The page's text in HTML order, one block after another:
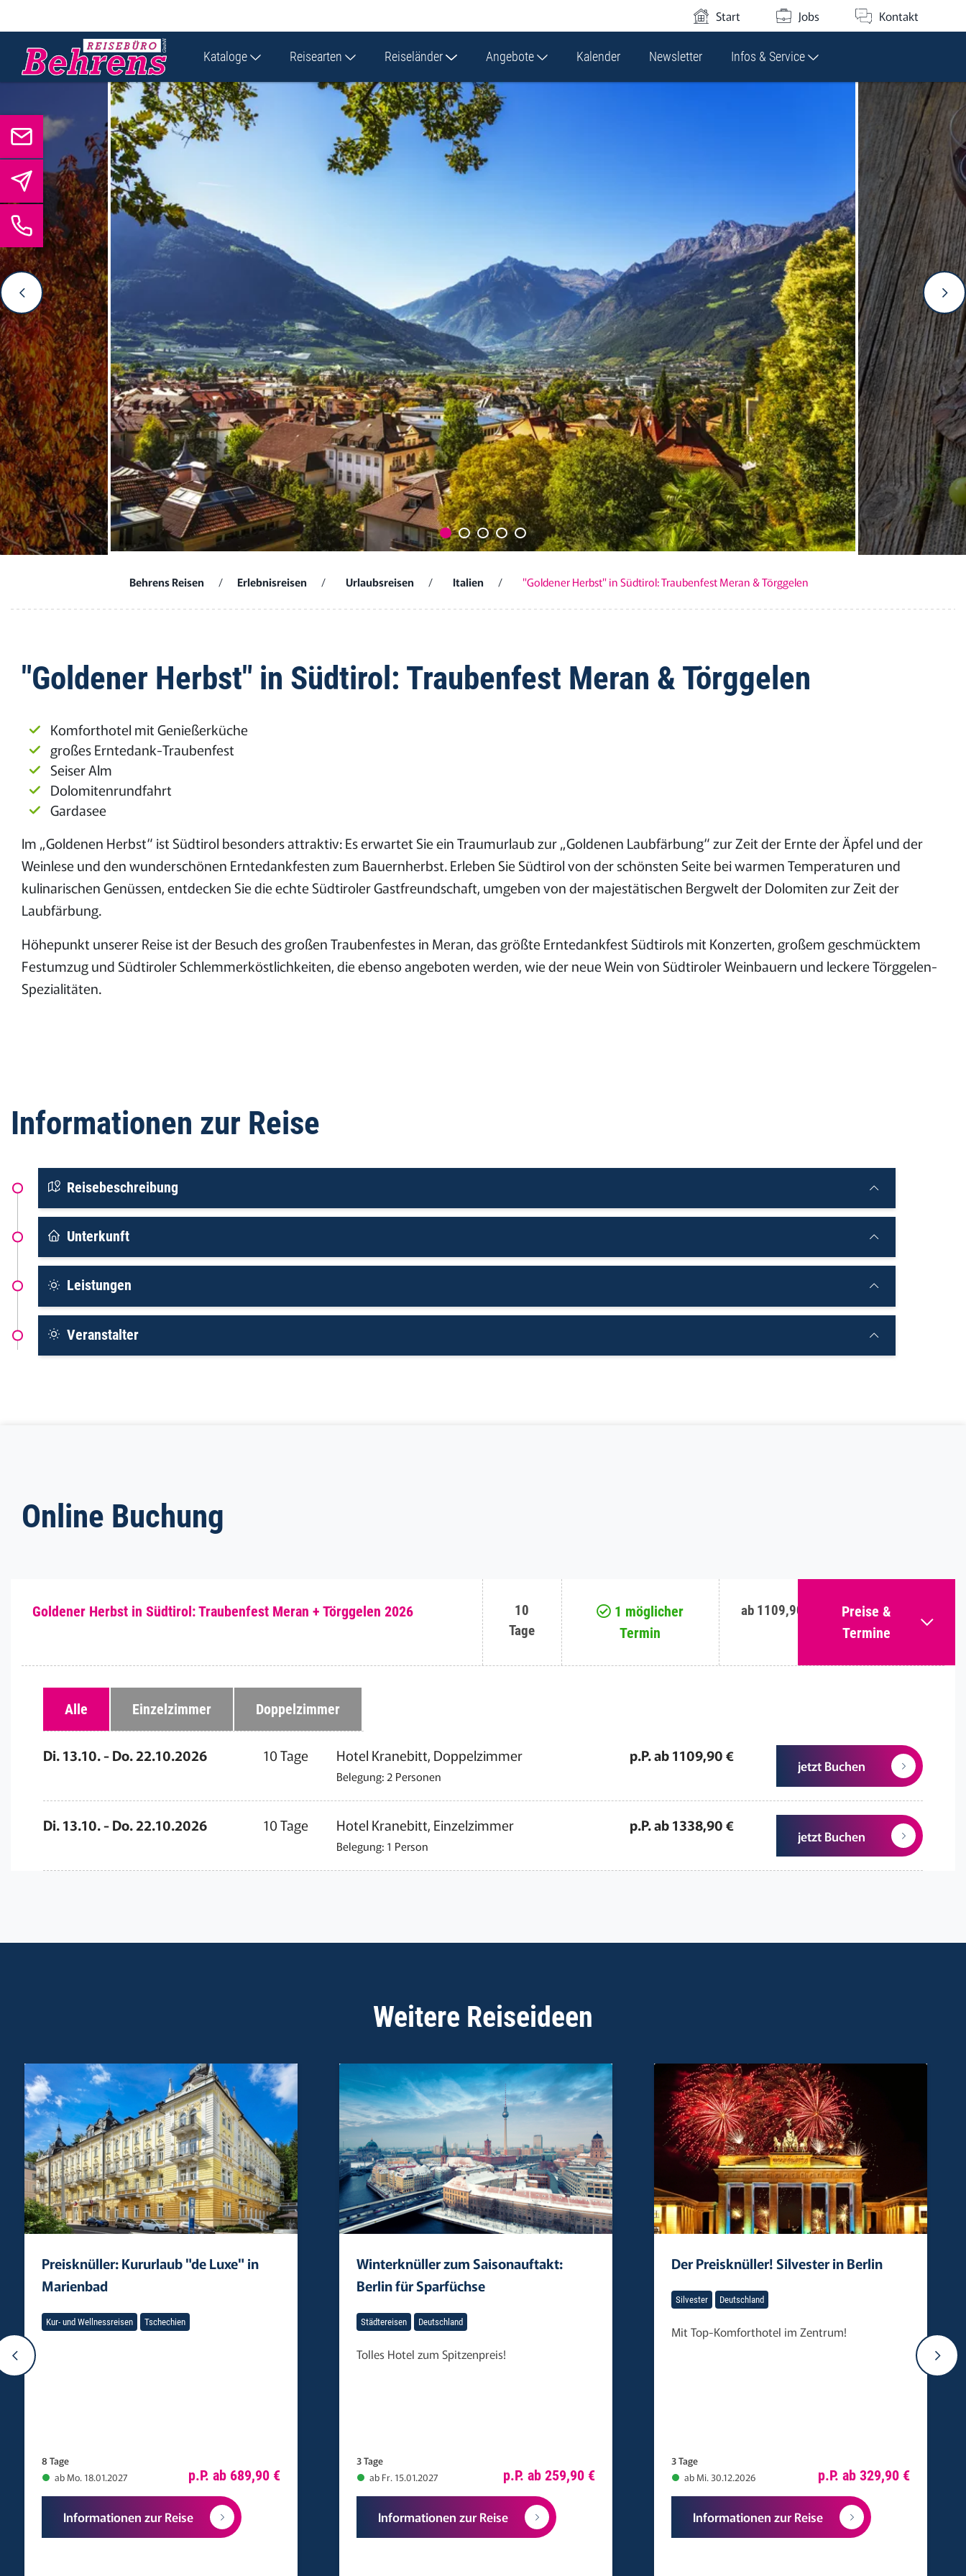
Start Jobs Kontakt
Kataloge Reisearten Reiseländer Angebote Kalender Newsletter Infos & Service
Behrens Reisen / Erlebnisreisen / Urlaubsreisen / Italien / "Goldener Herbst" in Südtirol: Traubenfest Meran & Törggelen
"Goldener Herbst" in Südtirol: Traubenfest Meran & Törggelen
Komforthotel mit Genießerküche
großes Erntedank-Traubenfest
Seiser Alm
Dolomitenrundfahrt
Gardasee
Im „Goldenen Herbst“ ist Südtirol besonders attraktiv: Es erwartet Sie ein Traumurlaub zur „Goldenen Laubfärbung“ zur Zeit der Ernte der Äpfel und der
Weinlese und den wunderschönen Erntedankfesten zum Bauernherbst. Erleben Sie Südtirol von der schönsten Seite bei warmen Temperaturen und
kulinarischen Genüssen, entdecken Sie die echte Südtiroler Gastfreundschaft, umgeben von der majestätischen Bergwelt der Dolomiten zur Zeit der
Laubfärbung.
Höhepunkt unserer Reise ist der Besuch des großen Traubenfestes in Meran, das größte Erntedankfest Südtirols mit Konzerten, großem geschmücktem
Festumzug und Südtiroler Schlemmerköstlichkeiten, die ebenso angeboten werden, wie der neue Wein von Südtiroler Weinbauern und leckere Törggelen-
Spezialitäten.
Informationen zur Reise
Reisebeschreibung
Unterkunft
Leistungen
Veranstalter
Online Buchung
Goldener Herbst in Südtirol: Traubenfest Meran + Törggelen 2026
10
Tage
1 möglicher
Termin
ab 1109,90 €
Preise &
Termine
Alle Einzelzimmer Doppelzimmer
Di. 13.10. - Do. 22.10.2026 10 Tage Hotel Kranebitt, Doppelzimmer
Belegung: 2 Personen
p.P. ab 1109,90 €
jetzt Buchen
Di. 13.10. - Do. 22.10.2026 10 Tage Hotel Kranebitt, Einzelzimmer
Belegung: 1 Person
p.P. ab 1338,90 €
jetzt Buchen
Weitere Reiseideen
Preisknüller: Kururlaub "de Luxe" in
Marienbad
Kur- und Wellnessreisen Tschechien
8 Tage
ab Mo. 18.01.2027
p.P. ab 689,90 €
Informationen zur Reise
Winterknüller zum Saisonauftakt:
Berlin für Sparfüchse
Städtereisen Deutschland
Tolles Hotel zum Spitzenpreis!
3 Tage
ab Fr. 15.01.2027
p.P. ab 259,90 €
Informationen zur Reise
Der Preisknüller! Silvester in Berlin
Silvester Deutschland
Mit Top-Komforthotel im Zentrum!
3 Tage
ab Mi. 30.12.2026
p.P. ab 329,90 €
Informationen zur Reise